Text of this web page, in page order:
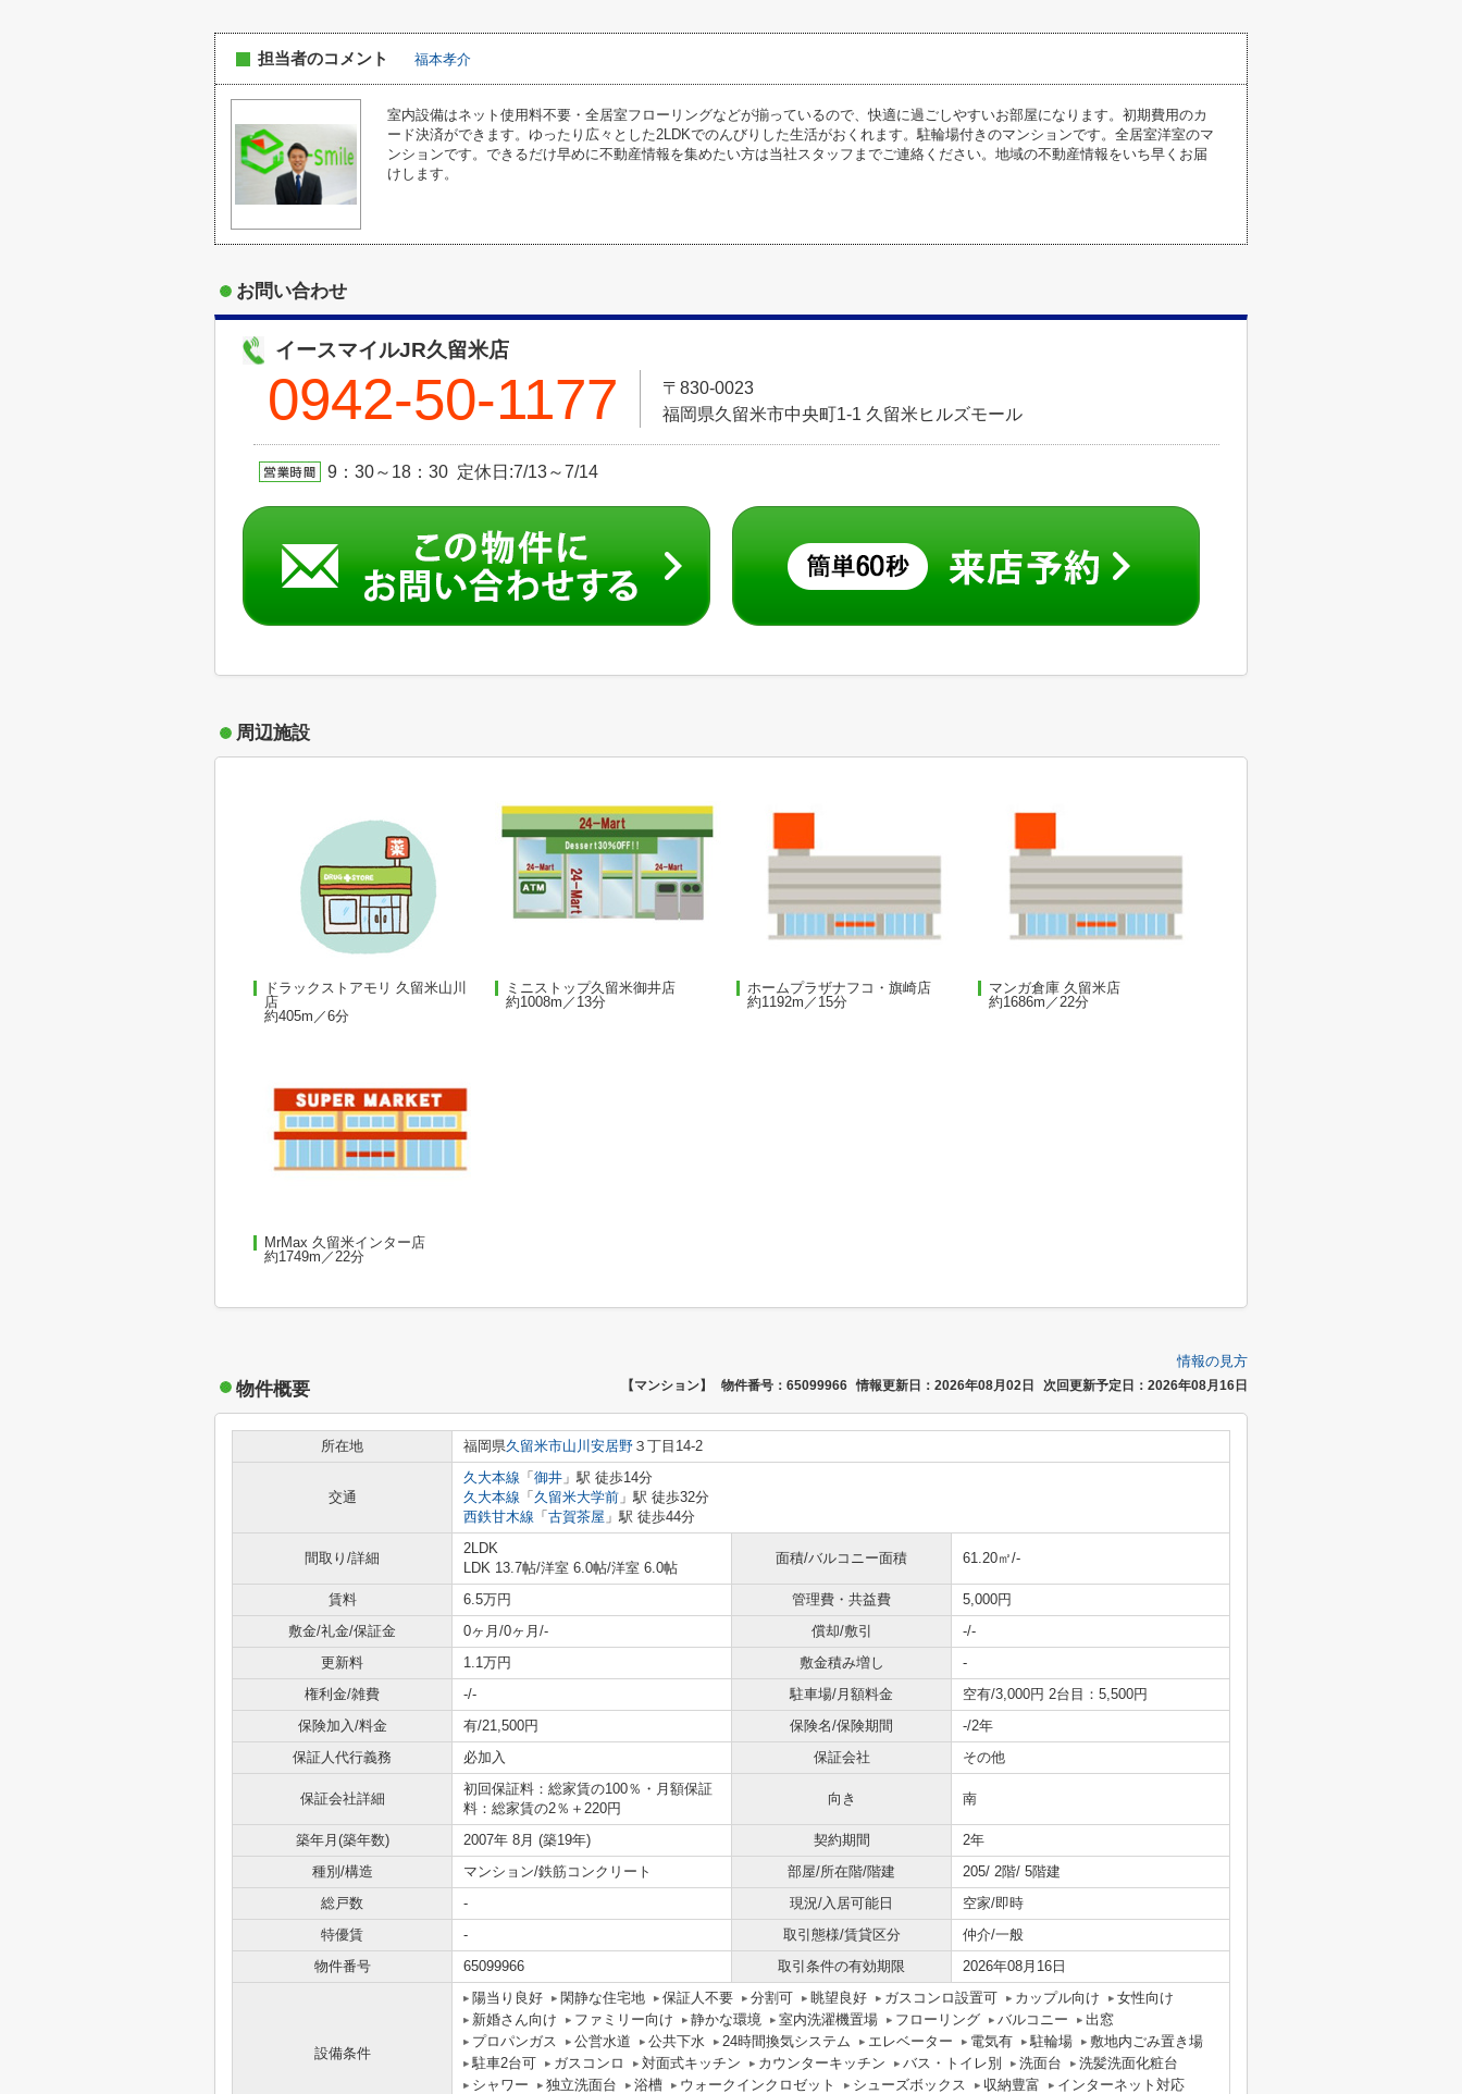
担当者のコメント 福本孝介
室内設備はネット使用料不要・全居室フローリングなどが揃っているので、快適に過ごしやすいお部屋になります。初期費用のカ
ード決済ができます。ゆったり広々とした2LDKでのんびりした生活がおくれます。駐輪場付きのマンションです。全居室洋室のマ
ンションです。できるだけ早めに不動産情報を集めたい方は当社スタッフまでご連絡ください。地域の不動産情報をいち早くお届
けします。
お問い合わせ
イースマイルJR久留米店
0942-50-1177
〒830-0023
福岡県久留米市中央町1-1 久留米ヒルズモール
9：30～18：30 定休日:7/13～7/14
周辺施設
ドラックストアモリ 久留米山川
店
約405m／6分
ミニストップ久留米御井店
約1008m／13分
ホームプラザナフコ・旗崎店
約1192m／15分
マンガ倉庫 久留米店
約1686m／22分
MrMax 久留米インター店
約1749m／22分
情報の見方
物件概要 【マンション】 物件番号：65099966 情報更新日：2026年08月02日 次回更新予定日：2026年08月16日
所在地 福岡県久留米市山川安居野 ３丁目14-2
交通
久大本線 「 御井 」駅 徒歩14分
久大本線 「 久留米大学前 」駅 徒歩32分
西鉄甘木線 「 古賀茶屋 」駅 徒歩44分
間取り/詳細
2LDK
LDK 13.7帖/洋室 6.0帖/洋室 6.0帖
面積/バルコニー面積 61.20㎡/-
賃料 6.5万円 管理費・共益費
5,000円
敷金/礼金/保証金
0ヶ月/0ヶ月/- 償却/敷引
-/-
更新料
1.1万円 敷金積み増し
-
権利金/雑費
-/- 駐車場/月額料金
空有/3,000円 2台目：5,500円
保険加入/料金
有/21,500円 保険名/保険期間
-/2年
保証人代行義務
必加入 保証会社 その他
保証会社詳細
初回保証料：総家賃の100％・月額保証
料：総家賃の2％＋220円
向き 南
築年月(築年数) 2007年 8月 (築19年) 契約期間
2年
種別/構造
マンション/鉄筋コンクリート 部屋/所在階/階建
205/ 2階/ 5階建
総戸数
- 現況/入居可能日
空家/即時
特優賃
- 取引態様/賃貸区分
仲介/一般
物件番号
65099966 取引条件の有効期限 2026年08月16日
設備条件
陽当り良好 閑静な住宅地 保証人不要 分割可 眺望良好 ガスコンロ設置可 カップル向け
女性向け
新婚さん向け
ファミリー向け 静かな環境 室内洗濯機置場 フローリング バルコニー
出窓
プロパンガス
公営水道 公共下水 24時間換気システム エレベーター 電気有 駐輪場
敷地内ごみ置き場
駐車2台可
ガスコンロ 対面式キッチン カウンターキッチン バス・トイレ別 洗面台
洗髪洗面化粧台
シャワー
独立洗面台 浴槽 ウォークインクロゼット シューズボックス 収納豊富 インターネット対応